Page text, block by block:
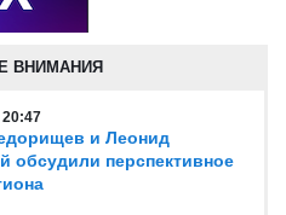
ВНИМАНИЯ
20:47
и Леонид
обсудили перспективное